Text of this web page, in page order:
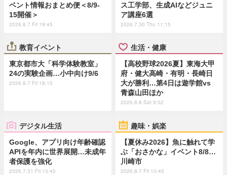
ベント情報おまとめ便＜8/9-
15開催＞
2026.8.7 Fri 19:45
ス工学部、生成AIなどジュニ
ア講座6選
2026.7.30 Thu 11:15
教育イベント
東京都市大「科学体験教室」
24の実験企画…小中向け9/6
2026.8.7 Fri 18:15
生活・健康
【高校野球2026夏】東海大甲
府・健大高崎・有明・長崎日
大が勝利…第4日は遊学館vs
青森山田ほか
2026.8.8 Sat 9:52
デジタル生活
Google、アプリ向け年齢確認
APIを年内に世界展開…未成年
者保護を強化
2026.7.31 Fri 13:45
趣味・娯楽
【夏休み2026】魚に触れて学
ぶ「おさかな」イベント8/8…
川崎市
2026.8.7 Fri 10:45